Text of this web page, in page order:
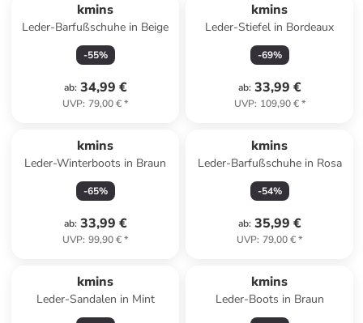
kmins
Leder-Barfußschuhe in Beige
-55%
ab: 34,99 €
UVP: 79,00 €*
kmins
Leder-Stiefel in Bordeaux
-69%
ab: 33,99 €
UVP: 109,90 €*
kmins
Leder-Winterboots in Braun
-65%
ab: 33,99 €
UVP: 99,90 €*
kmins
Leder-Barfußschuhe in Rosa
-54%
ab: 35,99 €
UVP: 79,00 €*
kmins
Leder-Sandalen in Mint
kmins
Leder-Boots in Braun